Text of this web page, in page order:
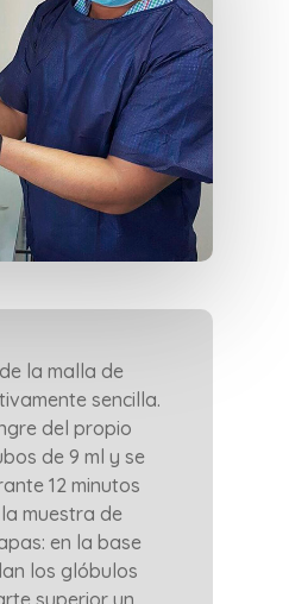
la malla de
sencilla.
del propio
de 9 ml y se
12 minutos
muestra de
en la base
los glóbulos
superior un